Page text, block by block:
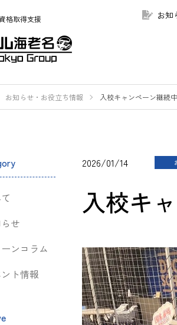
格取得支援 お知
お知らせ・お役立ち情報 入校キャンペーン継続中
2026/01/14
入校キ
せ
ーンコラム
ト情報